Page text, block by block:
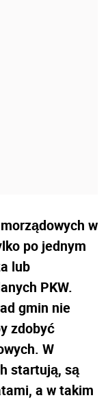
w
po jednym
lub
PKW.
gmin nie
zdobyć
W
startują, są
a w takim